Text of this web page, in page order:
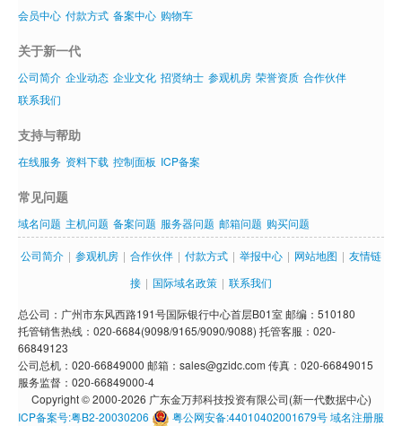
会员中心 付款方式 备案中心 购物车
关于新一代
公司简介 企业动态 企业文化 招贤纳士 参观机房 荣誉资质 合作伙伴
联系我们
支持与帮助
在线服务 资料下载 控制面板 ICP备案
常见问题
域名问题 主机问题 备案问题 服务器问题 邮箱问题 购买问题
公司简介 | 参观机房 | 合作伙伴 | 付款方式 | 举报中心 | 网站地图 | 友情链
接 | 国际域名政策 | 联系我们
总公司：广州市东风西路191号国际银行中心首层B01室 邮编：510180
托管销售热线：020-6684(9098/9165/9090/9088) 托管客服：020-
66849123
公司总机：020-66849000 邮箱：sales@gzidc.com 传真：020-66849015
服务监督：020-66849000-4
Copyright © 2000-2026 广东金万邦科技投资有限公司(新一代数据中心)
ICP备案号:粤B2-20030206
粤公网安备:44010402001679号域名注册服